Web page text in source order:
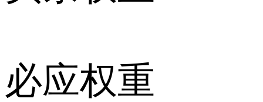
必应权重